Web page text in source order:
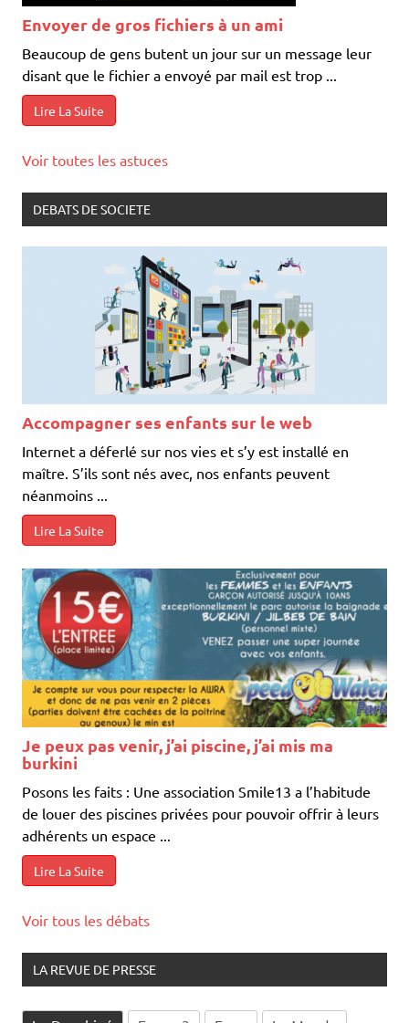
disant que le fichier a envoyé par mail est trop ...
Voir toutes les astuces
Accompagner ses enfants sur le web
Internet a déferlé sur nos vies et s’y est installé en
maître. S’ils sont nés avec, nos enfants peuvent
néanmoins ...
Lire La Suite
Je peux pas venir, j’ai piscine, j’ai mis ma
burkini
Posons les faits : Une association Smile13 a l’habitude
de louer des piscines privées pour pouvoir offrir à leurs
adhérents un espace ...
Lire La Suite
Voir tous les débats
Le Dauphiné France3 Error
Le Monde
Error
01Net Error